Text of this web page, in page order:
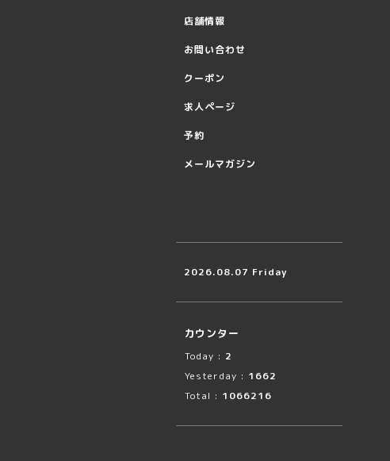
店舗情報
お問い合わせ
クーポン
求人ページ
予約
メールマガジン
2026.08.07 Friday
カウンター
Today : 2
Yesterday : 1662
Total : 1066216